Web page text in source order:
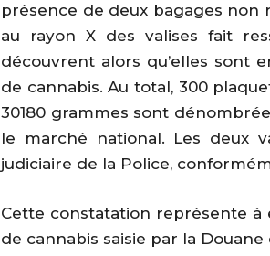
présence de deux bagages non
au rayon X des valises fait
découvrent alors qu’elles sont
de cannabis. Au total, 300
30180 grammes sont
le marché national. Les deux
judiciaire de la Police,
Cette constatation représente à
de cannabis saisie par la